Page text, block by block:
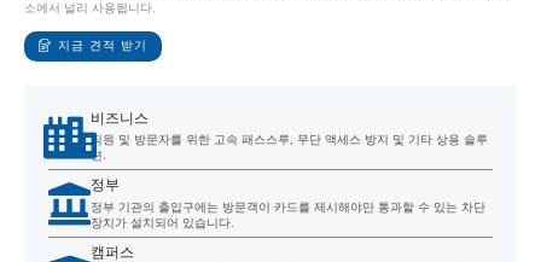
소에서 널리 사용됩니다.
지금 견적 받기
비즈니스
직원 및 방문자를 위한 고속 패스스루, 무단 액세스 방지 및 기타 상용 솔루
션.
정부
정부 기관의 출입구에는 방문객이 카드를 제시해야만 통과할 수 있는 차단
장치가 설치되어 있습니다.
캠퍼스